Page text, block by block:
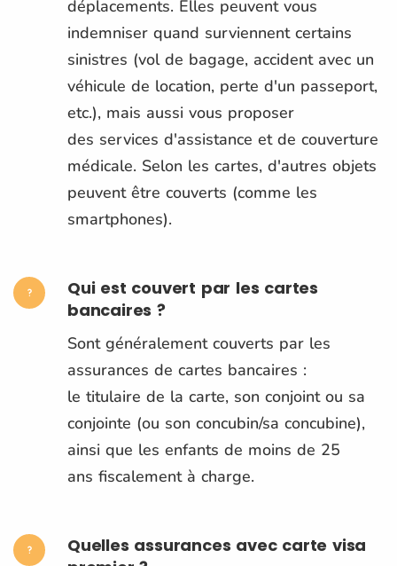
déplacements. Elles peuvent vous
indemniser quand surviennent certains
sinistres (vol de bagage, accident avec un
véhicule de location, perte d'un passeport,
etc.), mais aussi vous proposer
des services d'assistance et de couverture
médicale. Selon les cartes, d'autres objets
peuvent être couverts (comme les
smartphones).
Qui est couvert par les cartes
bancaires ?
Sont généralement couverts par les
assurances de cartes bancaires :
le titulaire de la carte, son conjoint ou sa
conjointe (ou son concubin/sa concubine),
ainsi que les enfants de moins de 25
ans fiscalement à charge.
Quelles assurances avec carte visa